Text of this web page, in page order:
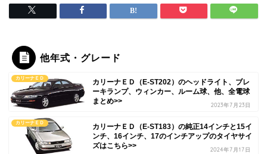
他年式・グレード
カリーナＥＤ
カリーナＥＤ（E-ST202）のヘッドライト、ブレ
ーキランプ、ウィンカー、ルーム球、他、全電球
まとめ>>
2023年7月23日
カリーナＥＤ
カリーナＥＤ（E-ST183）の純正14インチと15イ
ンチ、16インチ、17のインチアップのタイヤサイ
ズはこちら>>
2024年7月17日